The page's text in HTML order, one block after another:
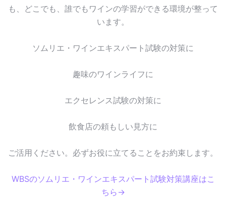
も、どこでも、誰でもワインの学習ができる環境が整って
います。
ソムリエ・ワインエキスパート試験の対策に
趣味のワインライフに
エクセレンス試験の対策に
飲食店の頼もしい見方に
ご活用ください。必ずお役に立てることをお約束します。
WBSのソムリエ・ワインエキスパート試験対策講座はこ
ちら→